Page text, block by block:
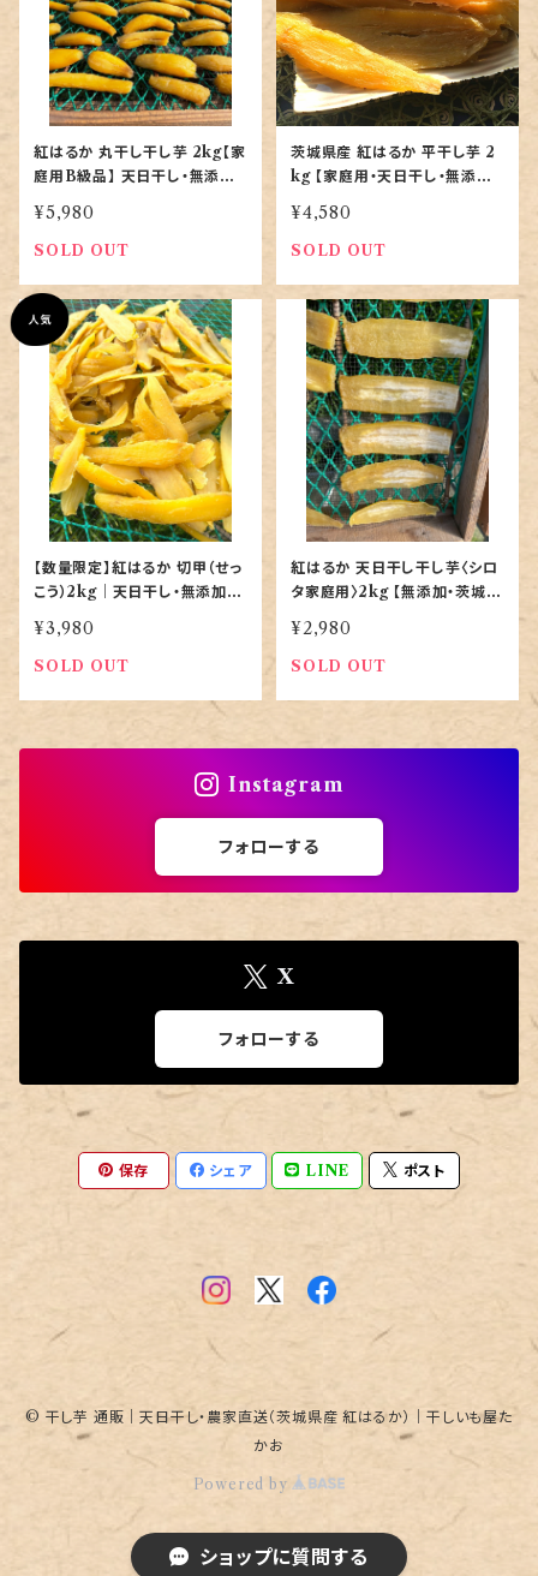
紅はるか 丸干し干し芋 2kg【家
庭用B級品】 天日干し・無添加
｜茨城産｜お買い得バラ詰め
¥5,980
SOLD OUT
茨城県産 紅はるか 平干し芋 2
kg 【家庭用・天日干し・無添加
｜農家直送】
¥4,580
SOLD OUT
【数量限定】紅はるか 切甲（せっ
こう）2kg｜天日干し・無添加｜
¥3,980
SOLD OUT
紅はるか 天日干し干し芋〈シロ
タ家庭用〉2kg 【無添加・茨城県
¥2,980
SOLD OUT
Instagram
フォローする
X
フォローする
保存 シェア LINE ポスト
© 干し芋 通販｜天日干し・農家直送（茨城県産 紅はるか）｜干しいも屋た
かお
Powered by
ショップに質問する